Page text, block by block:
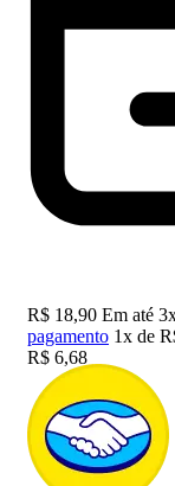
R$ 18,90 Em até 3
pagamento 1x de
R$ 6,68